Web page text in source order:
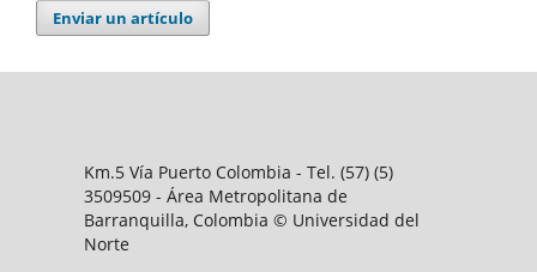
Enviar un artículo
Km.5 Vía Puerto Colombia - Tel. (57) (5)
3509509 - Área Metropolitana de
Barranquilla, Colombia © Universidad del
Norte